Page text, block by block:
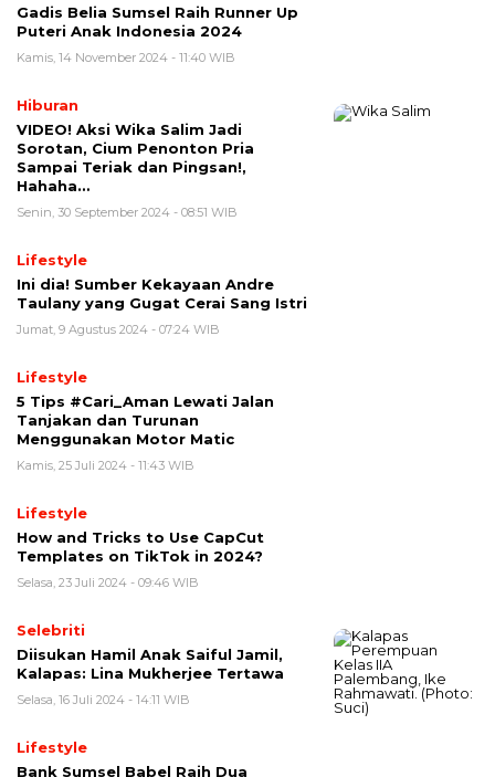
Gadis Belia Sumsel Raih Runner Up
Puteri Anak Indonesia 2024
Kamis, 14 November 2024 - 11:40 WIB
Hiburan
VIDEO! Aksi Wika Salim Jadi
Sorotan, Cium Penonton Pria
Sampai Teriak dan Pingsan!,
Hahaha…
Senin, 30 September 2024 - 08:51 WIB
Lifestyle
Ini dia! Sumber Kekayaan Andre
Taulany yang Gugat Cerai Sang Istri
Jumat, 9 Agustus 2024 - 07:24 WIB
Lifestyle
5 Tips #Cari_Aman Lewati Jalan
Tanjakan dan Turunan
Menggunakan Motor Matic
Kamis, 25 Juli 2024 - 11:43 WIB
Lifestyle
How and Tricks to Use CapCut
Templates on TikTok in 2024?
Selasa, 23 Juli 2024 - 09:46 WIB
Selebriti
Diisukan Hamil Anak Saiful Jamil,
Kalapas: Lina Mukherjee Tertawa
Selasa, 16 Juli 2024 - 14:11 WIB
Lifestyle
Bank Sumsel Babel Raih Dua